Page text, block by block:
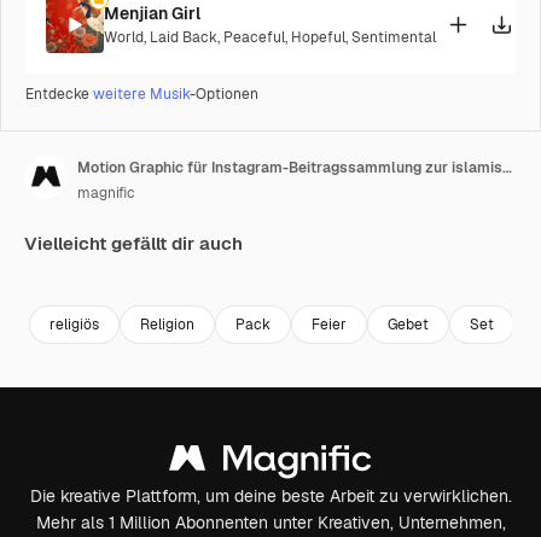
Menjian Girl
World, Laid Back, Peaceful, Hopeful,Sentimental
Entdeckeweitere Musik-Optionen
Motion Graphic für Instagram-Beitragssammlung zur islamischen Ramadan-Feier
magnific
Vielleicht gefällt dir auch
religiös Religion Pack Feier Gebet Set
Die kreative Plattform, um deine beste Arbeit zu verwirklichen.
Mehr als 1 Million Abonnenten unter Kreativen, Unternehmen,